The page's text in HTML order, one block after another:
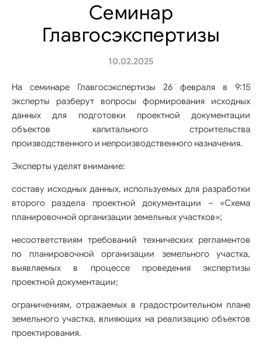
Семинар
Главгосэкспертизы
10.02.2025
На семинаре Главгосэкспертизы 26 февраля в 9:15
эксперты разберут вопросы формирования исходных
данных для подготовки проектной документации
объектов капитального строительства
производственного и непроизводственного назначения.
Эксперты уделят внимание:
составу исходных данных, используемых для разработки
второго раздела проектной документации – «Схема
планировочной организации земельных участков»;
несоответствиям требований технических регламентов
по планировочной организации земельного участка,
выявляемых в процессе проведения экспертизы
проектной документации;
ограничениям, отражаемых в градостроительном плане
земельного участка, влияющих на реализацию объектов
проектирования.